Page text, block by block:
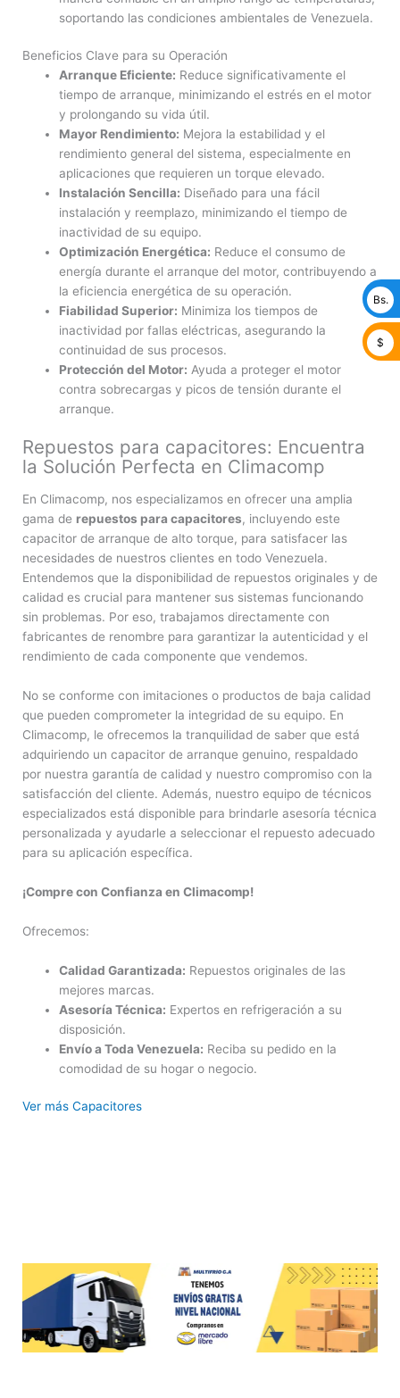
soportando las condiciones ambientales de Venezuela.
Beneficios Clave para su Operación
Arranque Eficiente: Reduce significativamente el
tiempo de arranque, minimizando el estrés en el motor
y prolongando su vida útil.
Mayor Rendimiento: Mejora la estabilidad y el
rendimiento general del sistema, especialmente en
aplicaciones que requieren un torque elevado.
Instalación Sencilla: Diseñado para una fácil
instalación y reemplazo, minimizando el tiempo de
inactividad de su equipo.
Optimización Energética: Reduce el consumo de
energía durante el arranque del motor, contribuyendo a
la eficiencia energética de su operación.
Fiabilidad Superior: Minimiza los tiempos de
inactividad por fallas eléctricas, asegurando la
continuidad de sus procesos.
Protección del Motor: Ayuda a proteger el motor
contra sobrecargas y picos de tensión durante el
arranque.
Repuestos para capacitores: Encuentra
la Solución Perfecta en Climacomp
En Climacomp, nos especializamos en ofrecer una amplia
gama de repuestos para capacitores, incluyendo este
capacitor de arranque de alto torque, para satisfacer las
necesidades de nuestros clientes en todo Venezuela.
Entendemos que la disponibilidad de repuestos originales y de
calidad es crucial para mantener sus sistemas funcionando
sin problemas. Por eso, trabajamos directamente con
fabricantes de renombre para garantizar la autenticidad y el
rendimiento de cada componente que vendemos.
No se conforme con imitaciones o productos de baja calidad
que pueden comprometer la integridad de su equipo. En
Climacomp, le ofrecemos la tranquilidad de saber que está
adquiriendo un capacitor de arranque genuino, respaldado
por nuestra garantía de calidad y nuestro compromiso con la
satisfacción del cliente. Además, nuestro equipo de técnicos
especializados está disponible para brindarle asesoría técnica
personalizada y ayudarle a seleccionar el repuesto adecuado
para su aplicación específica.
¡Compre con Confianza en Climacomp!
Ofrecemos:
Calidad Garantizada: Repuestos originales de las
mejores marcas.
Asesoría Técnica: Expertos en refrigeración a su
disposición.
Envío a Toda Venezuela: Reciba su pedido en la
comodidad de su hogar o negocio.
Ver más Capacitores
Bs.
$